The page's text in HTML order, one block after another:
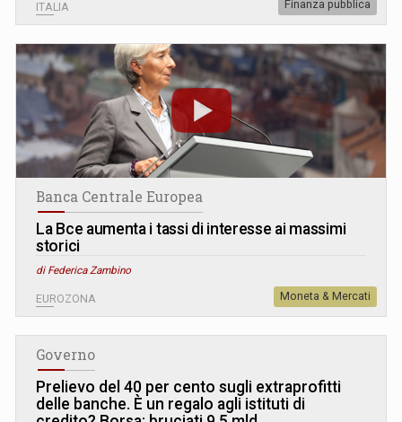
ITALIA Finanza pubblica
Banca Centrale Europea
La Bce aumenta i tassi di interesse ai massimi
storici
di Federica Zambino
EUROZONA Moneta & Mercati
Governo
Prelievo del 40 per cento sugli extraprofitti
delle banche. È un regalo agli istituti di